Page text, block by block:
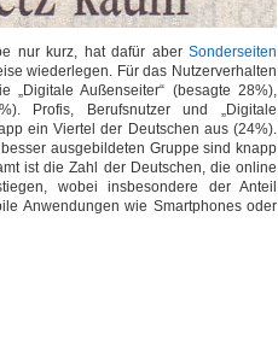
nur kurz, hat dafür aber Sonderseiten
wiederlegen. Für das Nutzerverhalten
Außenseiter“ (besagte 28%),
Profis, Berufsnutzer und „Digitale
ein Viertel der Deutschen aus (24%).
ausgebildeten Gruppe sind knapp
ist die Zahl der Deutschen, die online
wobei insbesondere der Anteil
Anwendungen wie Smartphones oder